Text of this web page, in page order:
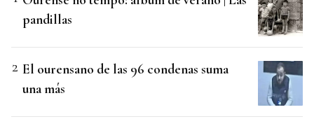
pandillas
El ourensano de las 96 condenas suma
una más